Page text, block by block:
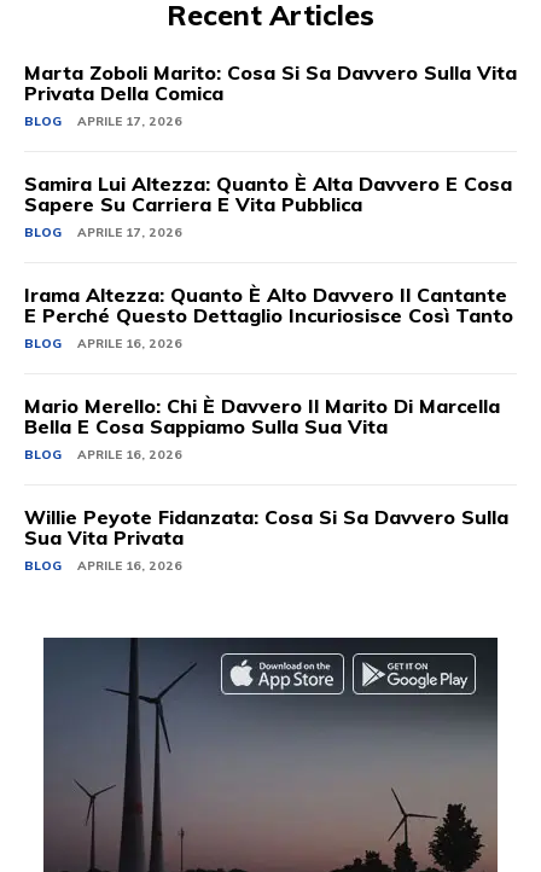
Recent Articles
Marta Zoboli Marito: Cosa Si Sa Davvero Sulla Vita
Privata Della Comica
BLOG APRILE 17, 2026
Samira Lui Altezza: Quanto È Alta Davvero E Cosa
Sapere Su Carriera E Vita Pubblica
BLOG APRILE 17, 2026
Irama Altezza: Quanto È Alto Davvero Il Cantante
E Perché Questo Dettaglio Incuriosisce Così Tanto
BLOG APRILE 16, 2026
Mario Merello: Chi È Davvero Il Marito Di Marcella
Bella E Cosa Sappiamo Sulla Sua Vita
BLOG APRILE 16, 2026
Willie Peyote Fidanzata: Cosa Si Sa Davvero Sulla
Sua Vita Privata
BLOG APRILE 16, 2026